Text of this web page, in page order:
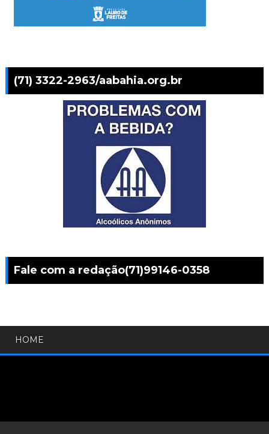
(71) 3322-2963/aabahia.org.br
Fale com a redação(71)99146-0358
HOME